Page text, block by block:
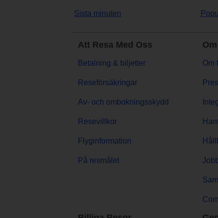
Sista minuten
Att Resa Med Oss
Betalning & biljetter
Reseförsäkringar
Av- och ombokningsskydd
Resevillkor
Flyginformation
På resmålet
Om